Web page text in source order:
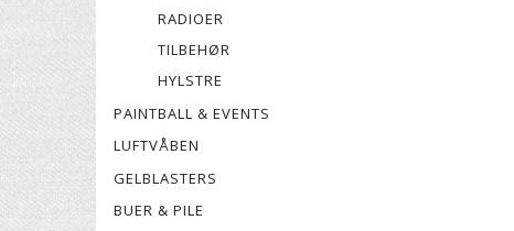
RADIOER
TILBEHØR
HYLSTRE
PAINTBALL & EVENTS
LUFTVÅBEN
GELBLASTERS
BUER & PILE